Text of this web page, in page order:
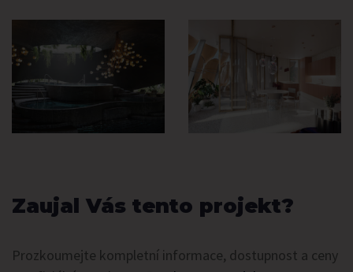
Zaujal Vás tento projekt?
Prozkoumejte kompletní informace, dostupnost a ceny